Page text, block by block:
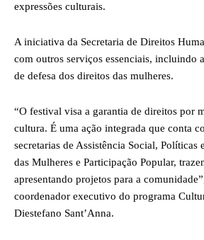
expressões culturais.
A iniciativa da Secretaria de Direitos
com outros serviços essenciais, incluindo
de defesa dos direitos das mulheres.
“O festival visa a garantia de direitos por
cultura. É uma ação integrada que conta
secretarias de Assistência Social, Políticas
das Mulheres e Participação Popular,
apresentando projetos para a
coordenador executivo do programa
Diestefano Sant’Anna.